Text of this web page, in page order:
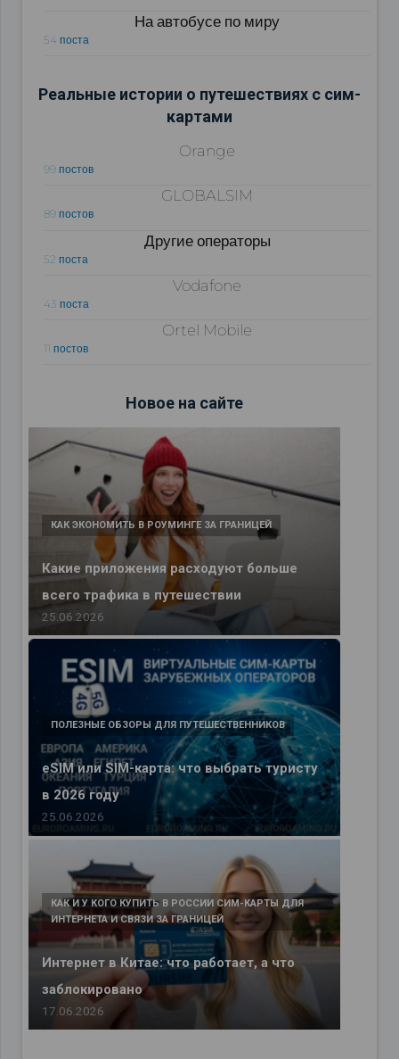
На автобусе по миру
54 поста
Реальные истории о путешествиях с сим-
картами
Orange
99 постов
GLOBALSIM
89 постов
Другие операторы
52 поста
Vodafone
43 поста
Ortel Mobile
11 постов
Новое на сайте
Какие приложения расходуют больше
всего трафика в путешествии
КАК ЭКОНОМИТЬ В РОУМИНГЕ ЗА ГРАНИЦЕЙ
25.06.2026
eSIM или SIM-карта: что выбрать туристу
в 2026 году
ПОЛЕЗНЫЕ ОБЗОРЫ ДЛЯ ПУТЕШЕСТВЕННИКОВ
25.06.2026
Интернет в Китае: что работает, а что
заблокировано
КАК И У КОГО КУПИТЬ В РОССИИ СИМ-КАРТЫ ДЛЯ
ИНТЕРНЕТА И СВЯЗИ ЗА ГРАНИЦЕЙ
17.06.2026